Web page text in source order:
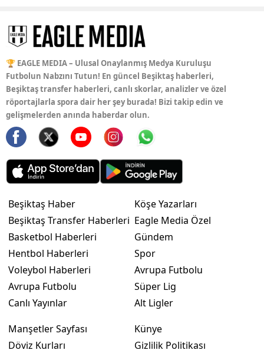
🏆 EAGLE MEDIA – Ulusal Onaylanmış Medya Kuruluşu
Futbolun Nabzını Tutun! En güncel Beşiktaş haberleri,
Beşiktaş transfer haberleri, canlı skorlar, analizler ve özel
röportajlarla spora dair her şey burada! Bizi takip edin ve
gelişmelerden anında haberdar olun.
Beşiktaş Haber
Beşiktaş Transfer Haberleri
Basketbol Haberleri
Hentbol Haberleri
Voleybol Haberleri
Avrupa Futbolu
Canlı Yayınlar
Köşe Yazarları
Eagle Media Özel
Gündem
Spor
Avrupa Futbolu
Süper Lig
Alt Ligler
Manşetler Sayfası
Döviz Kurları
Künye
Gizlilik Politikası